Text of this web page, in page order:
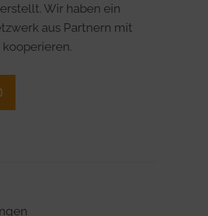
Wir haben ein
aus Partnern mit